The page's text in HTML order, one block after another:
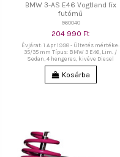
BMW 3-AS E46 Vogtland fix
futómű
960040
204 990 Ft
Évjárat: 1 Apr 1998 - Ültetés mértéke:
35/35 mm Típus: BMW 3 E46, Lim. /
Sedan, 4 hengeres, kivéve Diesel
Kosárba